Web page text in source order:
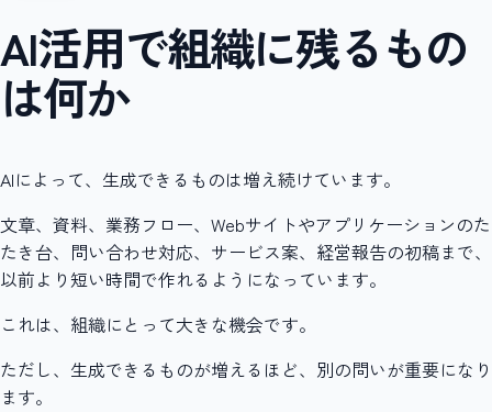
AI活用で組織に残るもの
は何か
AIによって、生成できるものは増え続けています。
文章、資料、業務フロー、Webサイトやアプリケーションのた
たき台、問い合わせ対応、サービス案、経営報告の初稿まで、
以前より短い時間で作れるようになっています。
これは、組織にとって大きな機会です。
ただし、生成できるものが増えるほど、別の問いが重要になり
ます。